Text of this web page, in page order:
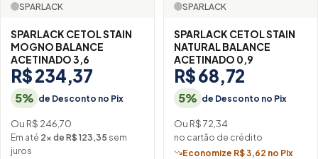
SPARLACK
SPARLACK CETOL STAIN
MOGNO BALANCE
ACETINADO 3,6
R$ 234,37
5% de Desconto no Pix
Ou R$ 246,70
Em até 2× de R$ 123,35 sem
juros
SPARLACK
SPARLACK CETOL STAIN
NATURAL BALANCE
ACETINADO 0,9
R$ 68,72
5% de Desconto no Pix
Ou R$ 72,34
no cartão de crédito
Economize R$ 3,62 no Pix